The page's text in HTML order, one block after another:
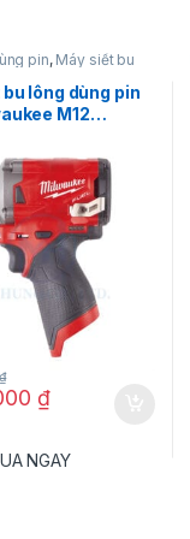
pin, Máy siết bu
siết bu lông dùng pin
lông dùng pin
M12
₫
₫
NGAY